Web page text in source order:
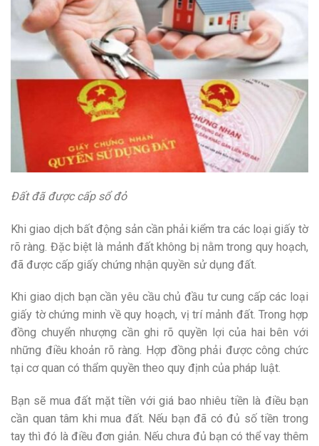
Đất đã được cấp sổ đỏ
Khi giao dịch bất động sản cần phải kiểm tra các loại giấy tờ
rõ ràng. Đặc biệt là mảnh đất không bị nằm trong quy hoạch,
đã được cấp giấy chứng nhận quyền sử dụng đất.
Khi giao dịch bạn cần yêu cầu chủ đầu tư cung cấp các loại
giấy tờ chứng minh về quy hoạch, vị trí mảnh đất. Trong hợp
đồng chuyển nhượng cần ghi rõ quyền lợi của hai bên với
những điều khoản rõ ràng. Hợp đồng phải được công chức
tại cơ quan có thẩm quyền theo quy định của pháp luật.
Bạn sẽ mua đất mặt tiền với giá bao nhiêu tiền là điều bạn
cần quan tâm khi mua đất. Nếu bạn đã có đủ số tiền trong
tay thì đó là điều đơn giản. Nếu chưa đủ bạn có thể vay thêm